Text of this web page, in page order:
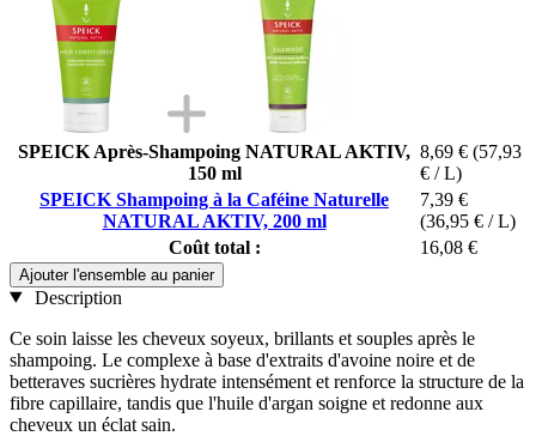
SPEICK Après-Shampoing NATURAL AKTIV,
150 ml
8,69 € (57,93
€ / L)
SPEICK Shampoing à la Caféine Naturelle
NATURAL AKTIV, 200 ml
7,39 €
(36,95 € / L)
Coût total :
16,08 €
Ajouter l'ensemble au panier
Description
Ce soin laisse les cheveux soyeux, brillants et souples après le
shampoing. Le complexe à base d'extraits d'avoine noire et de
betteraves sucrières hydrate intensément et renforce la structure de la
fibre capillaire, tandis que l'huile d'argan soigne et redonne aux
cheveux un éclat sain.